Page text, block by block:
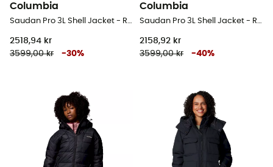
Columbia
Saudan Pro 3L Shell Jacket - Regnjacka - Herr
2518,94 kr
3599,00 kr
-30%
Columbia
Saudan Pro 3L Shell Jacket - Regnjacka - Herr
2158,92 kr
3599,00 kr
-40%